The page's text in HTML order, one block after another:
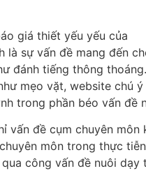
giá thiết yếu yếu của
là sự vấn đề mang đến
đánh tiếng thông
mẹo vặt, website chú
trong phần béo vấn đề
vấn đề cụm chuyên môn
môn trong thực
công vấn đề nuôi dạy